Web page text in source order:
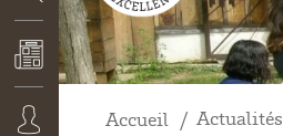
RECHERCHE
ACTUALITÉSAccueil Actualités